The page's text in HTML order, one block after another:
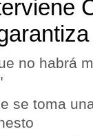
no habrá
se toma